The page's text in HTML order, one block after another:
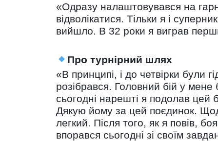
«Одразу налаштовувався на
відволікатися. Тільки я і
вийшло. В 32 роки я виграв
Про турнірний шлях
«В принципі, і до четвірки були
розібрався. Головний бій у
сьогодні нарешті я подолав цей
Дякую йому за цей поєдинок.
легкий. Після того, як я повів,
впорався сьогодні зі своїм